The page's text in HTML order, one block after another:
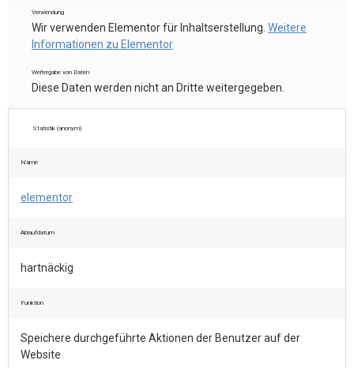
Verwendung
Wir verwenden Elementor für Inhaltserstellung. Weitere
Informationen zu Elementor
Weitergabe von Daten
Diese Daten werden nicht an Dritte weitergegeben.
Statistik (anonym)
Name
elementor
Ablaufdatum
hartnäckig
Funktion
Speichere durchgeführte Aktionen der Benutzer auf der
Website